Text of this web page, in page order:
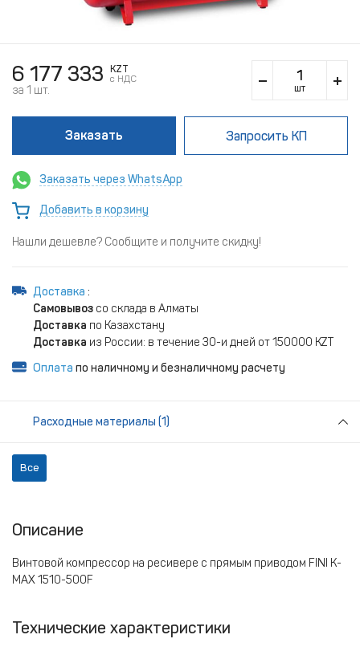
6 177 333
KZT
c НДС
за 1 шт. шт
Заказать Запросить КП
Заказать через WhatsApp
Добавить в корзину
Нашли дешевле? Сообщите и получите скидку!
Доставка :
Самовывоз со склада в Алматы
Доставка по Казахстану
Доставка из России: в течение 30-и дней от 150000 KZT
Оплата по наличному и безналичному расчету
Расходные материалы (1)
Все
Описание
Винтовой компрессор на ресивере с прямым приводом FINI K-
MAX 1510-500F
Технические характеристики